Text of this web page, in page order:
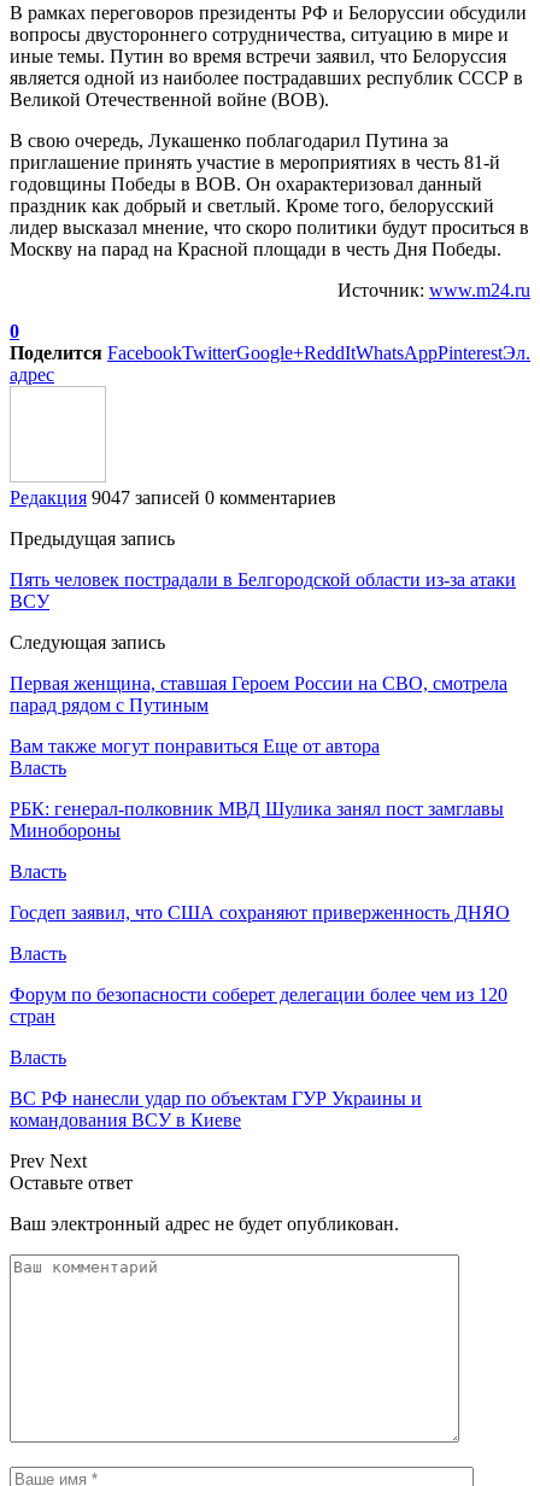
В рамках переговоров президенты РФ и Белоруссии обсудили
вопросы двустороннего сотрудничества, ситуацию в мире и
иные темы. Путин во время встречи заявил, что Белоруссия
является одной из наиболее пострадавших республик СССР в
Великой Отечественной войне (ВОВ).
В свою очередь, Лукашенко поблагодарил Путина за
приглашение принять участие в мероприятиях в честь 81-й
годовщины Победы в ВОВ. Он охарактеризовал данный
праздник как добрый и светлый. Кроме того, белорусский
лидер высказал мнение, что скоро политики будут проситься в
Москву на парад на Красной площади в честь Дня Победы.
Источник: www.m24.ru
0
Поделится FacebookTwitterGoogle+ReddItWhatsAppPinterestЭл.
адрес
Редакция 9047 записей 0 комментариев
Предыдущая запись
Пять человек пострадали в Белгородской области из-за атаки
ВСУ
Следующая запись
Первая женщина, ставшая Героем России на СВО, смотрела
парад рядом с Путиным
Вам также могут понравиться Еще от автора
Власть
РБК: генерал-полковник МВД Шулика занял пост замглавы
Минобороны
Власть
Госдеп заявил, что США сохраняют приверженность ДНЯО
Власть
Форум по безопасности соберет делегации более чем из 120
стран
Власть
ВС РФ нанесли удар по объектам ГУР Украины и
командования ВСУ в Киеве
Prev Next
Оставьте ответ
Ваш электронный адрес не будет опубликован.